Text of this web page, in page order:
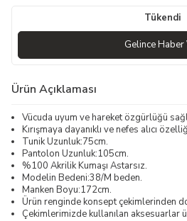
Tükendi
Gelince Haber
Ürün Açıklaması
Vücuda uyum ve hareket özgürlüğü
Kırışmaya dayanıklı ve nefes alıcı
Tunik Uzunluk:75cm.
Pantolon Uzunluk:105cm.
%100 Akrilik Kumaşı Astarsız.
Modelin Bedeni:38/M beden.
Manken Boyu:172cm.
Ürün renginde konsept çekimlerinden
Çekimlerimizde kullanılan aksesuarlar